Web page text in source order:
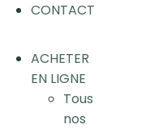
CONTACT
ACHETER
EN LIGNE
Tous
nos